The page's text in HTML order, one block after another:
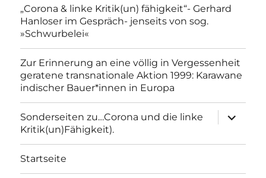
„Corona & linke Kritik(un) fähigkeit“- Gerhard
Hanloser im Gespräch- jenseits von sog.
»Schwurbelei«
Zur Erinnerung an eine völlig in Vergessenheit
geratene transnationale Aktion 1999: Karawane
indischer Bauer*innen in Europa
Sonderseiten zu…Corona und die linke
Kritik(un)Fähigkeit).
anzeigen
Startseite